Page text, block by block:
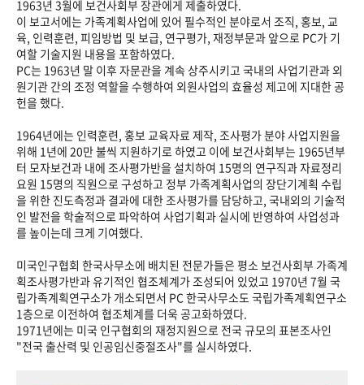
1963년 3월에 보건사회부 장관에게 제출하였다.
이 보고서에는 가족계획사업에 있어 필수적인 분야로서 조직, 홍보, 교
육, 인력훈련, 피임방법 및 보급, 연구평가, 재정부문과 앞으로 PC가 기
여할 기술지원 내용을 포함하였다.
PC는 1963년 말 이후 자문관을 계속 상주시키고 국내의 사업기관과 외
원기관 간의 조정 역할을 수행하여 외원사업의 효율성 제고에 지대한 공
헌을 했다.
1964년에는 인력훈련, 홍보 교육자료 제작, 조사평가 분야 사업지원을
위해 1년에 20만 불씩 지원하기로 하였고 이에 보건사회부는 1965년부
터 모자보건과 내에 조사평가반을 설치하여 15명의 연구직과 자료정리
요원 15명의 직원으로 구성하고 정부 가족계획사업의 장단기계획 수립
을 위한 진도측정과 결과에 대한 조사평가를 담당하고, 국내외의 기술적
인 발전을 학술적으로 파악하여 사업기획과 실시에 반영하여 사업성과
를 높이는데 크게 기여했다.
미국인구협회 한국사무소에 배치된 전문가들은 평소 보건사회부 가족계
획조사평가반과 유기적인 협조체계가 조성되어 있었고 1970년 7월 국
립가족계획연구소가 개소되면서 PC 한국사무소도 국립가족계획연구소
1층으로 이전하여 협조체계를 더욱 공고화하였다.
1971년에는 미국 인구협회의 재정지원으로 전국 규모의 표본조사인
"전국 출산력 및 인공임신중절조사"를 실시하였다.